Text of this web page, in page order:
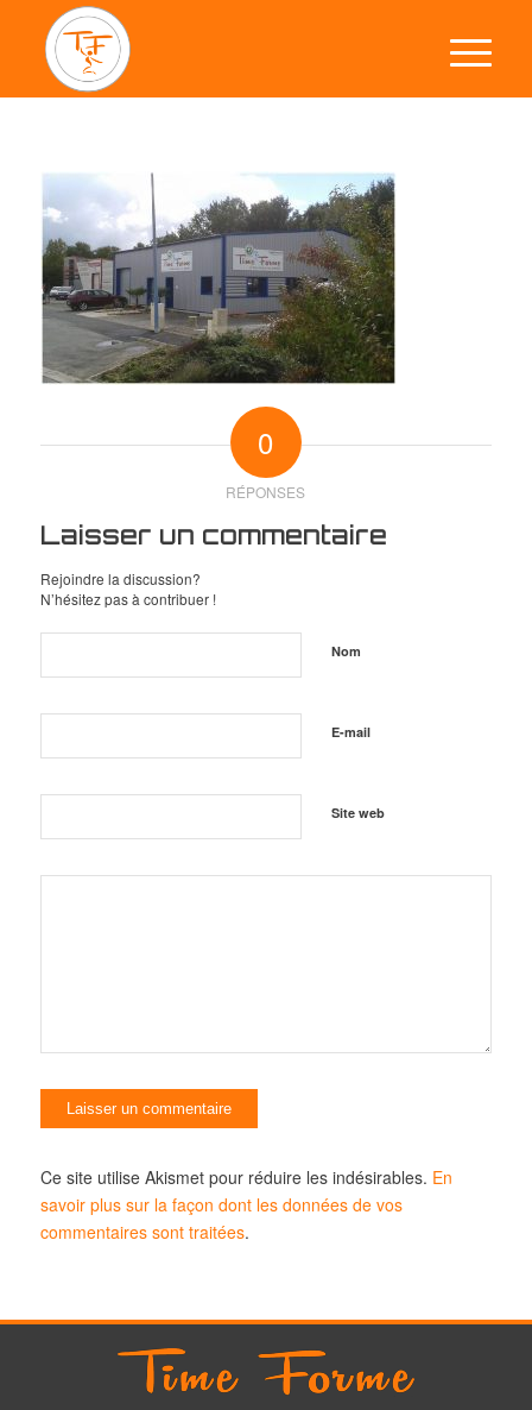
0
RÉPONSES
Laisser un commentaire
Rejoindre la discussion?
N’hésitez pas à contribuer !
Nom
E-mail
Site web
Ce site utilise Akismet pour réduire les indésirables. En
savoir plus sur la façon dont les données de vos
commentaires sont traitées.